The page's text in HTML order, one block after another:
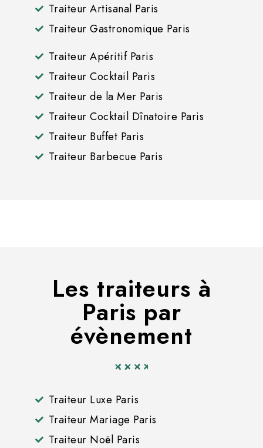
Traiteur Artisanal Paris
Traiteur Gastronomique Paris
Traiteur Apéritif Paris
Traiteur Cocktail Paris
Traiteur de la Mer Paris
Traiteur Cocktail Dînatoire Paris
Traiteur Buffet Paris
Traiteur Barbecue Paris
Les traiteurs à
Paris par
évènement
Traiteur Luxe Paris
Traiteur Mariage Paris
Traiteur Noël Paris